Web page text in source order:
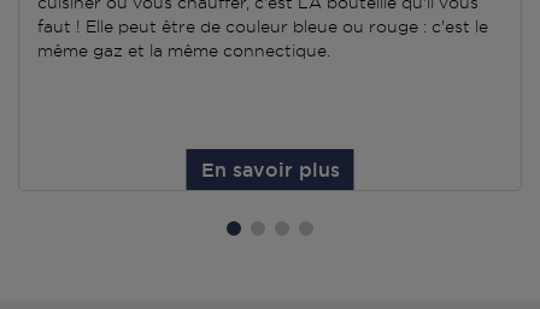
faut ! Elle peut être de couleur bleue ou rouge : c'est le
même gaz et la même connectique.
En savoir plus